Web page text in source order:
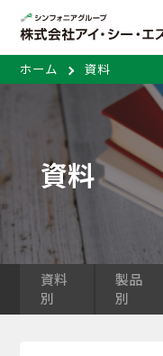
ホーム 資料
資料
資料
別
製品
別